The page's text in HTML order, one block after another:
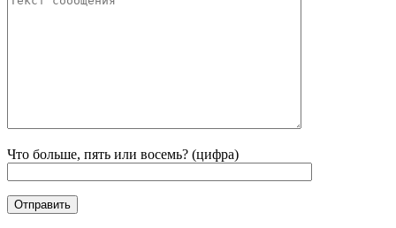
Что больше, пять или восемь? (цифра)